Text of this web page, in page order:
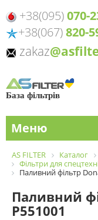
+38(095)070-
+38(067)820-
zakaz
База фільтрів
Меню
AS FILTER Каталог
Фільтри для
Паливний фільтр
Паливний
P551001